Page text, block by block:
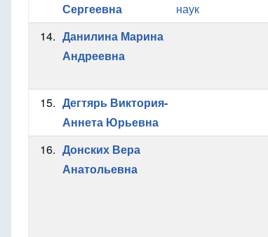
Сергеевна
наук
14. Данилина Марина
Андреевна
15. Дегтярь Виктория-
Аннета Юрьевна
16. Донских Вера
Анатольевна